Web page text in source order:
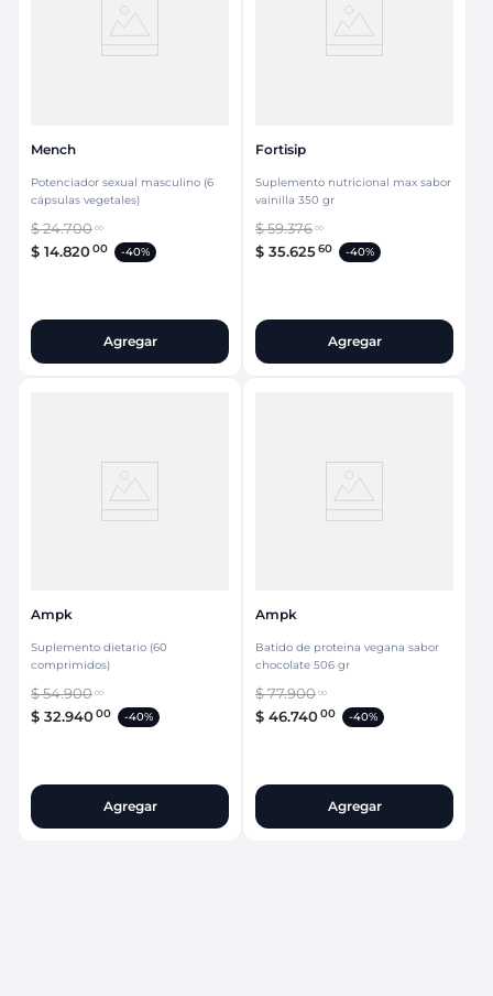
Mench
Potenciador sexual masculino (6
cápsulas vegetales)
$24.700 00
$ 14.82000 -40%
Agregar
Fortisip
Suplemento nutricional max sabor
vainilla 350 gr
$59.376 00
$ 35.62560 -40%
Agregar
Ampk
Suplemento dietario (60
comprimidos)
$54.900 00
$ 32.94000 -40%
Agregar
Ampk
Batido de proteina vegana sabor
chocolate 506 gr
$77.900 00
$ 46.74000 -40%
Agregar